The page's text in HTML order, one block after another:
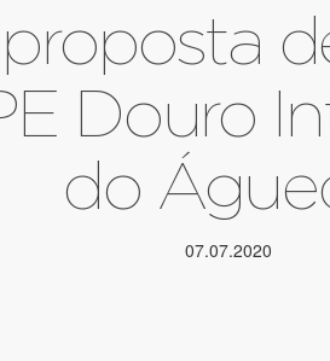
proposta
Douro
do
07.07.2020